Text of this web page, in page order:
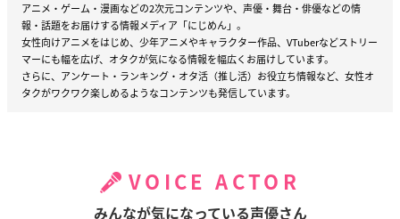
アニメ・ゲーム・漫画などの2次元コンテンツや、声優・舞台・俳優などの情
報・話題をお届けする情報メディア「にじめん」。
女性向けアニメをはじめ、少年アニメやキャラクター作品、VTuberなどストリー
マーにも幅を広げ、オタクが気になる情報を幅広くお届けしています。
さらに、アンケート・ランキング・オタ活（推し活）お役立ち情報など、女性オ
タクがワクワク楽しめるようなコンテンツも発信しています。
VOICE ACTOR
みんなが気になっている声優さん